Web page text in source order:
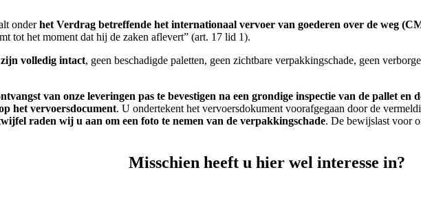
onderhet Verdrag betreffende het internationaal vervoer van goederen over de weg
tot het moment dat hij de zaken aflevert” (art. 17 lid 1).
volledig intact, geen beschadigde paletten, geen zichtbare verpakkingschade, geen
van onze leveringen pas te bevestigen na een grondige inspectie van de pallet
het vervoersdocument. U ondertekent het vervoersdokument voorafgegaan door de
raden wij u aan om een foto te nemen van de verpakkingschade. De bewijslast voor
Misschien heeft u hier wel interesse in?